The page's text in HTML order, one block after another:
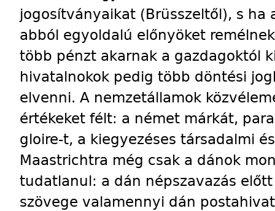
jogosítványaikat (Brüsszeltől), s ha
abból egyoldalú előnyöket
több pénzt akarnak a gazdagoktól
hivatalnokok pedig több döntési
elvenni. A nemzetállamok
értékeket félt: a német márkát,
gloire-t, a kiegyezéses társadalmi
Maastrichtra még csak a dánok
tudatlanul: a dán népszavazás
szövege valamennyi dán